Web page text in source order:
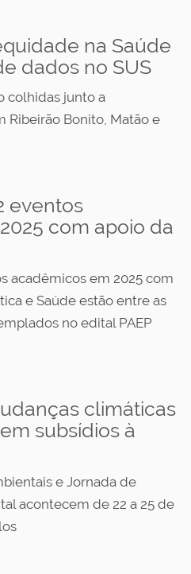
na Saúde
dados no SUS
colhidas junto a
Ribeirão Bonito, Matão e
eventos
com apoio da
acadêmicos em 2025 com
e Saúde estão entre as
no edital PAEP
climáticas
subsídios à
e Jornada de
acontecem de 22 a 25 de